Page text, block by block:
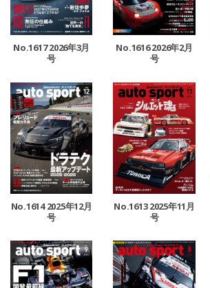
No.1617 2026年3月
号
No.1616 2026年2月
号
No.1614 2025年12月
号
No.1613 2025年11月
号